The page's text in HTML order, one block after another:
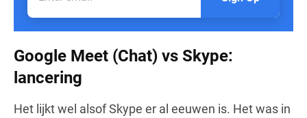
Google Meet (Chat) vs Skype:
lancering
Het lijkt wel alsof Skype er al eeuwen is. Het was in